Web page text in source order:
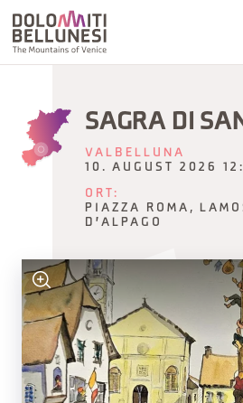
SAGRA DI
VALBELLUNA
10. AUGUST 2026
ORT:
PIAZZA ROMA,
D'ALPAGO